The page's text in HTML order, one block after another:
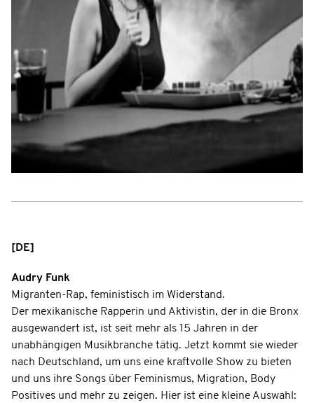
[DE]
Audry Funk
Migranten-Rap, feministisch im Widerstand.
Der mexikanische Rapperin und Aktivistin, der in die Bronx
ausgewandert ist, ist seit mehr als 15 Jahren in der
unabhängigen Musikbranche tätig. Jetzt kommt sie wieder
nach Deutschland, um uns eine kraftvolle Show zu bieten
und uns ihre Songs über Feminismus, Migration, Body
Positives und mehr zu zeigen. Hier ist eine kleine Auswahl: